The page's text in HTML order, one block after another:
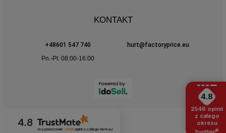
KONTAKT
+48601 547 740
hurt@factoryprice.eu
Pn.-Pt. 08:00-16:00
4.8
Na podstawie 2546opinii z całego okresu
4.8
2546 opinii
z całego
okresu